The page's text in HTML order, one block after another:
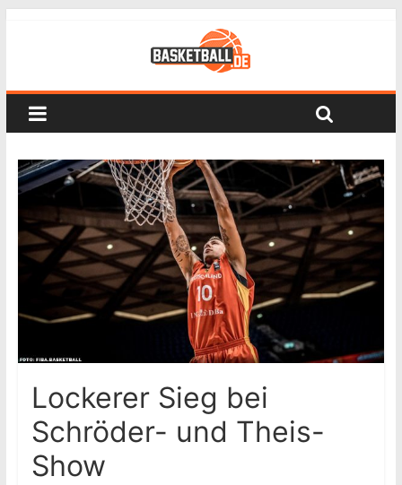
Lockerer Sieg bei
Schröder- und Theis-
Show